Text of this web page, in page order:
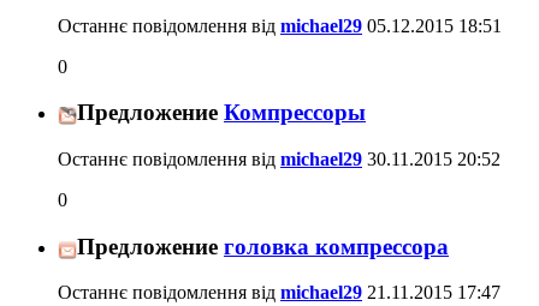
Останнє повідомлення від michael29 05.12.2015 18:51
0
Предложение Компрессоры
Останнє повідомлення від michael29 30.11.2015 20:52
0
Предложение головка компрессора
Останнє повідомлення від michael29 21.11.2015 17:47